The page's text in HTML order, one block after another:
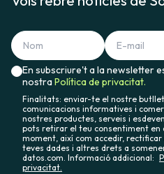
En subscriure't a la newsletter
nostraPolítica de privacitat.
Finalitats: enviar-te el nostre
comunicacions informatives i
nostres productes, serveis i
pots retirar el teu consentiment en
moment, així com accedir,
teves dades i altres drets a
datos.com. Informació addicional:
privacitat.